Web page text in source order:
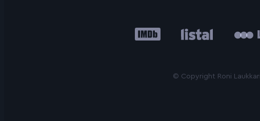
IMDb
© Copyright Roni